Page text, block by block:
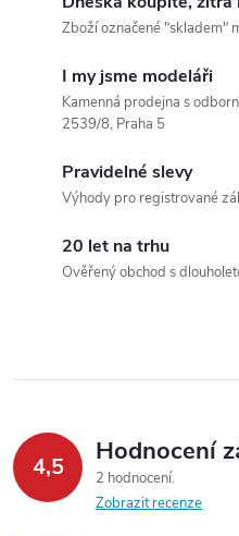
v
ý
p
Zboží označené "skladem"
I my jsme modeláři
Kamenná prodejna s
2539/8, Praha 5
Pravidelné slevy
Výhody pro registrované
20 let na trhu
Ověřený obchod s
4,5 Hodnocení
2 hodnocení
Zobrazit recenze